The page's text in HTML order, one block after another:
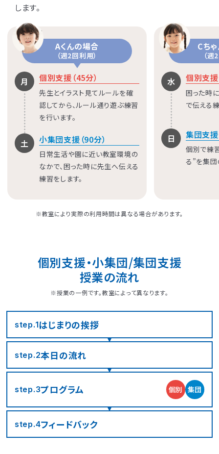
します。
Aくんの場合
（週2回利用）
月 個別支援（45分）
先生とイラスト見てルールを確
認してから、ルール通り遊ぶ練習
を行います。
土 小集団支援（90分）
日常生活や園に近い教室環境の
なかで、困った時に先生へ伝える
練習をします。
Cち
（週
水 個別支援
困った時
で伝える
日 集団支援
個別で練
る”を集団
※教室により実際の利用時間は異なる場合があります。
個別支援・小集団/集団支援
授業の流れ
※授業の一例です。教室によって異なります。
step.1はじまりの挨拶
step.2本日の流れ
step.3プログラム 個別 集団
step.4フィードバック
LITALICOジュニア
茨城エリアの教室一覧
つくば市
児童発達支援
LITALICOジュニア
埼玉エリアの教室一覧
さいたま市浦和区
朝霞市
LITALICOジュニア
千葉エリアの教室一覧
船橋市
浦安市
LITALICOジュニア
東京エリアの教室一覧
武蔵野市
豊島区
LITALICOジュニア
神奈川エリアの教室一覧
川崎市川崎区
横浜市港北区
LITALICOジュニア
愛知エリアの教室一覧
名古屋市名東区
名古屋市北区
LITALICOジュニア
静岡エリアの教室一覧
静岡市駿河区
児童発達支援
LITALICOジュニア
三重エリアの教室一覧
四日市市
放課後等デイサービス
LITALICOジュニア
大阪エリアの教室一覧
寝屋川市
大阪市住之江区
LITALICOジュニア
兵庫エリアの教室一覧
神戸市東灘区
神戸市垂水区
LITALICOジュニア
京都エリアの教室一覧
京都市下京区
京都市東山区
LITALICOジュニア
奈良エリアの教室一覧
奈良市
北葛城郡王寺町
LITALICOジュニア
宮城エリアの教室一覧
仙台市太白区
児童発達支援
LITALICOジュニア
広島エリアの教室一覧
広島市中区
児童発達支援
LITALICOジュニア
福岡エリアの教室一覧
北九州市
福岡市城南区